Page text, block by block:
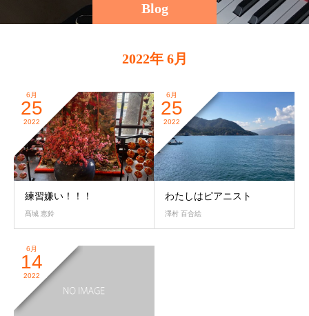
Blog
2022年 6月
6月
25
2022
練習嫌い！！！
髙城 恵鈴
6月
25
2022
わたしはピアニスト
澤村 百合絵
6月
14
2022